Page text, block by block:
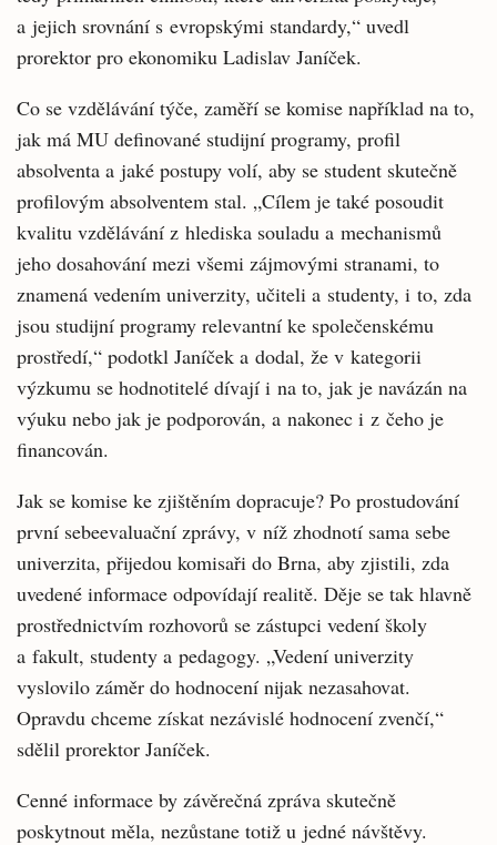
a jejich srovnání s evropskými standardy,“ uvedl
prorektor pro ekonomiku Ladislav Janíček.
Co se vzdělávání týče, zaměří se komise například na to,
jak má MU definované studijní programy, profil
absolventa a jaké postupy volí, aby se student skutečně
profilovým absolventem stal. „Cílem je také posoudit
kvalitu vzdělávání z hlediska souladu a mechanismů
jeho dosahování mezi všemi zájmovými stranami, to
znamená vedením univerzity, učiteli a studenty, i to, zda
jsou studijní programy relevantní ke společenskému
prostředí,“ podotkl Janíček a dodal, že v kategorii
výzkumu se hodnotitelé dívají i na to, jak je navázán na
výuku nebo jak je podporován, a nakonec i z čeho je
financován.
Jak se komise ke zjištěním dopracuje? Po prostudování
první sebeevaluační zprávy, v níž zhodnotí sama sebe
univerzita, přijedou komisaři do Brna, aby zjistili, zda
uvedené informace odpovídají realitě. Děje se tak hlavně
prostřednictvím rozhovorů se zástupci vedení školy
a fakult, studenty a pedagogy. „Vedení univerzity
vyslovilo záměr do hodnocení nijak nezasahovat.
Opravdu chceme získat nezávislé hodnocení zvenčí,“
sdělil prorektor Janíček.
Cenné informace by závěrečná zpráva skutečně
poskytnout měla, nezůstane totiž u jedné návštěvy.